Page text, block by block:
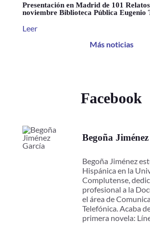
Presentación en Madrid de 101
noviembre Biblioteca Pública Eugenio
Leer
Más noticias
Facebook
Begoña
Begoña Jiménez
Hispánica en la
Complutense,
profesional a la
el área de
Telefónica. Acaba
primera novela: